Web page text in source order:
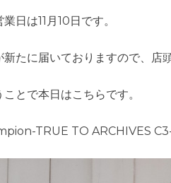
日は11月10日です。
新たに届いておりますので、店
ことで本日はこちらです。
TRUE TO ARCHIVES